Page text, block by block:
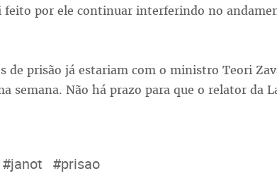
feito por ele continuar interferindo no
de prisão já estariam com o ministro Teori
semana. Não há prazo para que o relator da
#janot #prisao